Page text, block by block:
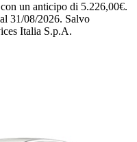
con un anticipo di 5.226,00€.
31/08/2026. Salvo
Italia S.p.A.